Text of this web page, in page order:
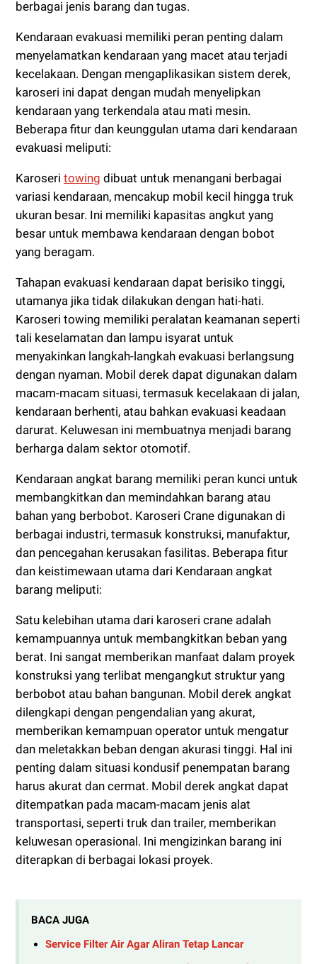
berbagai jenis barang dan tugas.
Kendaraan evakuasi memiliki peran penting dalam
menyelamatkan kendaraan yang macet atau terjadi
kecelakaan. Dengan mengaplikasikan sistem derek,
karoseri ini dapat dengan mudah menyelipkan
kendaraan yang terkendala atau mati mesin.
Beberapa fitur dan keunggulan utama dari kendaraan
evakuasi meliputi:
Karoseri towing dibuat untuk menangani berbagai
variasi kendaraan, mencakup mobil kecil hingga truk
ukuran besar. Ini memiliki kapasitas angkut yang
besar untuk membawa kendaraan dengan bobot
yang beragam.
Tahapan evakuasi kendaraan dapat berisiko tinggi,
utamanya jika tidak dilakukan dengan hati-hati.
Karoseri towing memiliki peralatan keamanan seperti
tali keselamatan dan lampu isyarat untuk
menyakinkan langkah-langkah evakuasi berlangsung
dengan nyaman. Mobil derek dapat digunakan dalam
macam-macam situasi, termasuk kecelakaan di jalan,
kendaraan berhenti, atau bahkan evakuasi keadaan
darurat. Keluwesan ini membuatnya menjadi barang
berharga dalam sektor otomotif.
Kendaraan angkat barang memiliki peran kunci untuk
membangkitkan dan memindahkan barang atau
bahan yang berbobot. Karoseri Crane digunakan di
berbagai industri, termasuk konstruksi, manufaktur,
dan pencegahan kerusakan fasilitas. Beberapa fitur
dan keistimewaan utama dari Kendaraan angkat
barang meliputi:
Satu kelebihan utama dari karoseri crane adalah
kemampuannya untuk membangkitkan beban yang
berat. Ini sangat memberikan manfaat dalam proyek
konstruksi yang terlibat mengangkut struktur yang
berbobot atau bahan bangunan. Mobil derek angkat
dilengkapi dengan pengendalian yang akurat,
memberikan kemampuan operator untuk mengatur
dan meletakkan beban dengan akurasi tinggi. Hal ini
penting dalam situasi kondusif penempatan barang
harus akurat dan cermat. Mobil derek angkat dapat
ditempatkan pada macam-macam jenis alat
transportasi, seperti truk dan trailer, memberikan
keluwesan operasional. Ini mengizinkan barang ini
diterapkan di berbagai lokasi proyek.
BACA JUGA
Service Filter Air Agar Aliran Tetap Lancar